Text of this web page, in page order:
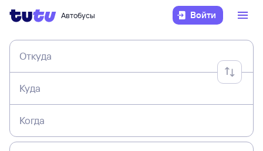
Автобусы Войти
Откуда
Куда
Когда